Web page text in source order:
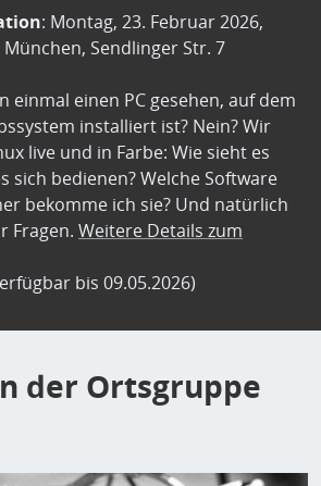
: Montag, 23. Februar 2026,
München, Sendlinger Str. 7
einmal einen PC gesehen, auf dem
installiert ist? Nein? Wir
live und in Farbe: Wie sieht es
sich bedienen? Welche Software
bekomme ich sie? Und natürlich
Fragen. Weitere Details zum
bis 09.05.2026)
der Ortsgruppe